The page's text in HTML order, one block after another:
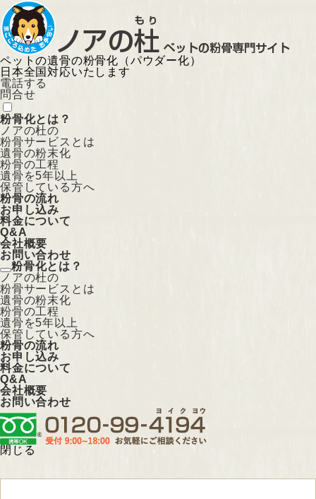
ペットの遺骨の粉骨化（パウダー化）
日本全国対応いたします
電話する
問合せ
粉骨化とは？
ノアの杜の
粉骨サービスとは
遺骨の粉末化
粉骨の工程
遺骨を5年以上
保管している方へ
粉骨の流れ
お申し込み
料金について
Q&A
会社概要
お問い合わせ
粉骨化とは？
ノアの杜の
粉骨サービスとは
遺骨の粉末化
粉骨の工程
遺骨を5年以上
保管している方へ
粉骨の流れ
お申し込み
料金について
Q&A
会社概要
お問い合わせ
閉じる